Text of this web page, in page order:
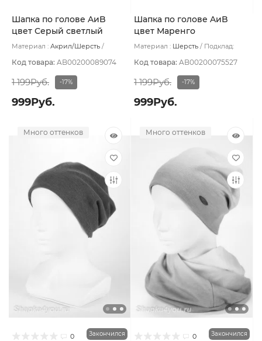
Шапка по голове AиB
цвет Серый светлый
Материал : Акрил/Шерсть
Код товара: AB00200089074
1 199Руб. -17%
999Руб.
Шапка по голове AиB
цвет Маренго
Материал : Шерсть
Подклад:
Код товара: AB00200075527
1 199Руб. -17%
999Руб.
Много оттенков
0 Закончился
Много оттенков
0 Закончился